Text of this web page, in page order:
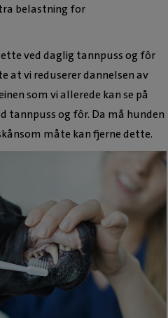
belastning for
ved daglig tannpuss og fôr
at vi reduserer dannelsen av
som vi allerede kan se på
tannpuss og fôr. Da må hunden
måte kan fjerne dette.